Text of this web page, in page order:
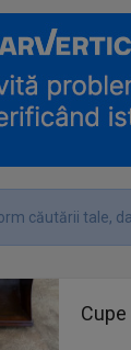
căutării tale,